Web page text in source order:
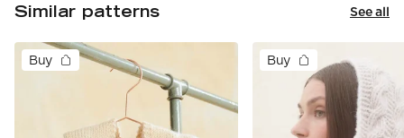
Similar patterns See all
Buy Buy